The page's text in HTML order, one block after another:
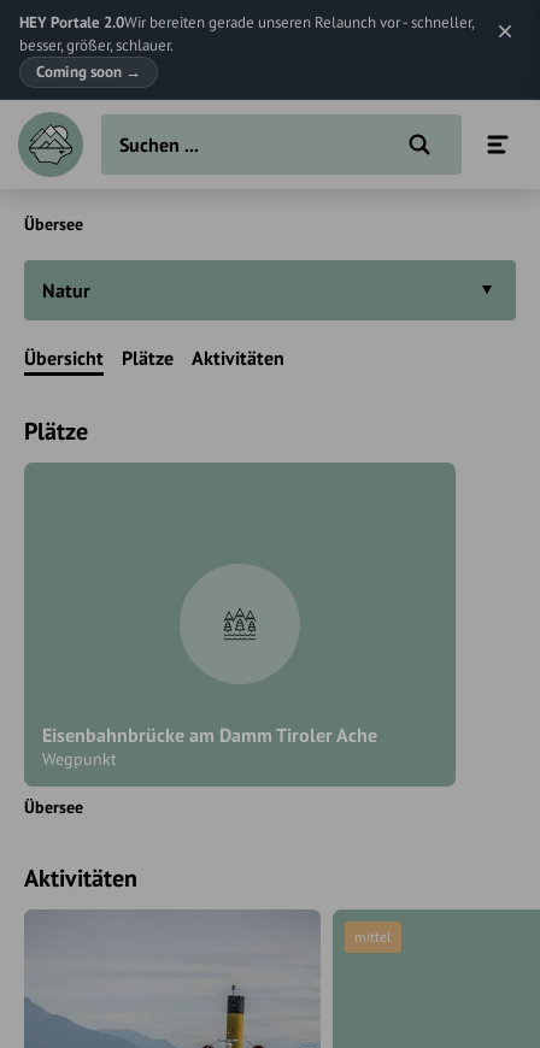
HEY Portale 2.0Wir bereiten gerade unseren Relaunch vor - schneller,
besser, größer, schlauer.
Coming soon →
Übersee
Natur
Übersicht Plätze Aktivitäten
Plätze
Eisenbahnbrücke am Damm Tiroler Ache
Wegpunkt
Übersee
Aktivitäten
mittel